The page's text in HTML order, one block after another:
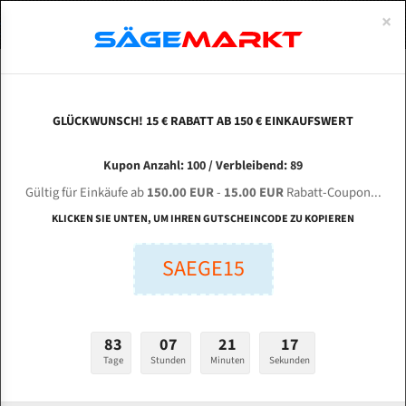
PROTECH BS-20 S für 4130 mm Bi-Metall
Bandsägeblätter
Länge (mm):
Stärken + Zahnteilung:
mm
ABOUTS
ENGLISH
Bi-Metall Meterware
Fleischerei Bandsägeblätter
Bandmesser Glatt Meterware
Konvex Meterware
×
GLÜCKWUNSCH! 15 € RABATT AB 150 € EINKAUFSWERT
Kupon Anzahl: 100 / Verbleibend: 89
Gültig für Einkäufe ab150.00 EUR- 15.00 EURRabatt-Coupon...
KLICKEN SIE UNTEN, UM IHREN GUTSCHEINCODE ZU KOPIEREN
SAEGE15
83
Tage
07
Stunden
21
Minuten
16
Sekunden